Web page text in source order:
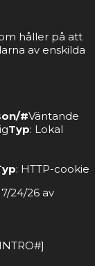
håller på att
av enskilda
#Väntande
Typ: Lokal
: HTTP-cookie
24/26 av